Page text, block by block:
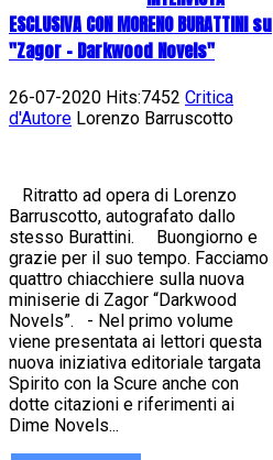
ESCLUSIVA CON MORENO BURATTINI su
"Zagor - Darkwood Novels"
26-07-2020 Hits:7452 Critica
d'Autore Lorenzo Barruscotto
Ritratto ad opera di Lorenzo
Barruscotto, autografato dallo
stesso Burattini. Buongiorno e
grazie per il suo tempo. Facciamo
quattro chiacchiere sulla nuova
miniserie di Zagor “Darkwood
Novels”. - Nel primo volume
viene presentata ai lettori questa
nuova iniziativa editoriale targata
Spirito con la Scure anche con
dotte citazioni e riferimenti ai
Dime Novels...